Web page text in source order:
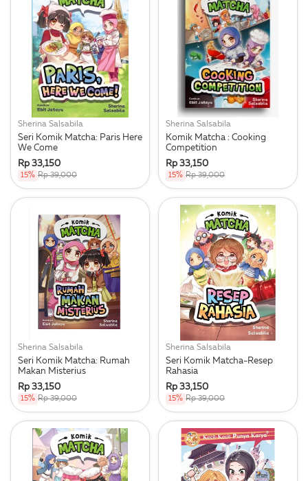
Sherina Salsabila
Seri Komik Matcha: Paris Here
We Come
Rp 33,150
15% Rp 39,000
Sherina Salsabila
Komik Matcha : Cooking
Competition
Rp 33,150
15% Rp 39,000
Sherina Salsabila
Seri Komik Matcha: Rumah
Makan Misterius
Rp 33,150
15% Rp 39,000
Sherina Salsabila
Seri Komik Matcha-Resep
Rahasia
Rp 33,150
15% Rp 39,000